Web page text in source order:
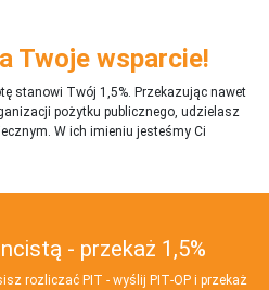
Twoje wsparcie!
stanowi Twój 1,5%. Przekazując nawet
pożytku publicznego, udzielasz
W ich imieniu jesteśmy Ci
- przekaż 1,5%
rozliczać PIT - wyślij PIT‑OP i przekaż